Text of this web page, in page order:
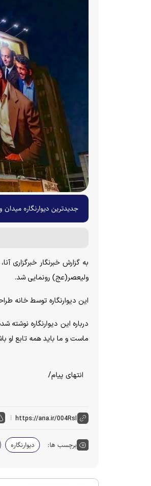
جدیدترین دیوارنگاره
به گزارش خبرنگار خبرگزاری
ولیعصر(عج) رونمایی شد.
این دیوارنگاره توسط خانه
درباره این دیوارنگاره
ماست و ما باید همه تابع او
انتهای پیام/
برچسب ها: دیوارنگاره